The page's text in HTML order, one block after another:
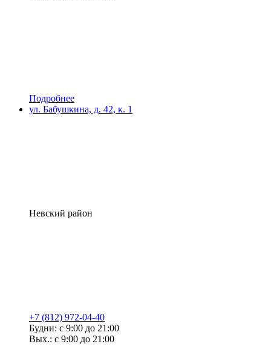
Подробнее
ул. Бабушкина, д. 42, к. 1
Невский район
+7 (812) 972-04-40
Будни: с 9:00 до 21:00
Вых.: с 9:00 до 21:00